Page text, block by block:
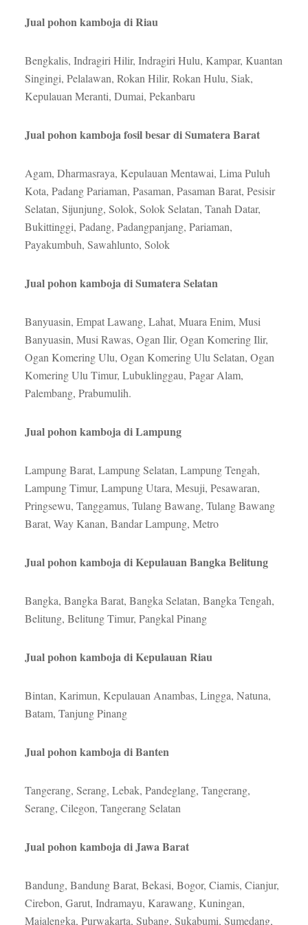
Jual pohon kamboja di Riau
Bengkalis, Indragiri Hilir, Indragiri Hulu, Kampar, Kuantan
Singingi, Pelalawan, Rokan Hilir, Rokan Hulu, Siak,
Kepulauan Meranti, Dumai, Pekanbaru
Jual pohon kamboja fosil besar di Sumatera Barat
Agam, Dharmasraya, Kepulauan Mentawai, Lima Puluh
Kota, Padang Pariaman, Pasaman, Pasaman Barat, Pesisir
Selatan, Sijunjung, Solok, Solok Selatan, Tanah Datar,
Bukittinggi, Padang, Padangpanjang, Pariaman,
Payakumbuh, Sawahlunto, Solok
Jual pohon kamboja di Sumatera Selatan
Banyuasin, Empat Lawang, Lahat, Muara Enim, Musi
Banyuasin, Musi Rawas, Ogan Ilir, Ogan Komering Ilir,
Ogan Komering Ulu, Ogan Komering Ulu Selatan, Ogan
Komering Ulu Timur, Lubuklinggau, Pagar Alam,
Palembang, Prabumulih.
Jual pohon kamboja di Lampung
Lampung Barat, Lampung Selatan, Lampung Tengah,
Lampung Timur, Lampung Utara, Mesuji, Pesawaran,
Pringsewu, Tanggamus, Tulang Bawang, Tulang Bawang
Barat, Way Kanan, Bandar Lampung, Metro
Jual pohon kamboja di Kepulauan Bangka Belitung
Bangka, Bangka Barat, Bangka Selatan, Bangka Tengah,
Belitung, Belitung Timur, Pangkal Pinang
Jual pohon kamboja di Kepulauan Riau
Bintan, Karimun, Kepulauan Anambas, Lingga, Natuna,
Batam, Tanjung Pinang
Jual pohon kamboja di Banten
Tangerang, Serang, Lebak, Pandeglang, Tangerang,
Serang, Cilegon, Tangerang Selatan
Jual pohon kamboja di Jawa Barat
Bandung, Bandung Barat, Bekasi, Bogor, Ciamis, Cianjur,
Cirebon, Garut, Indramayu, Karawang, Kuningan,
Majalengka, Purwakarta, Subang, Sukabumi, Sumedang,